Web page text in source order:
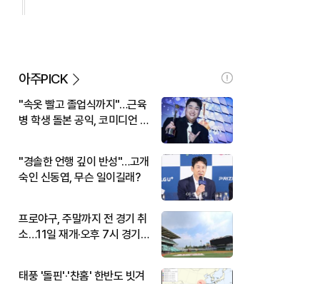
아주PICK
"속옷 빨고 졸업식까지"…근육
병 학생 돌본 공익, 코미디언 김
"경솔한 언행 깊이 반성"…고개
숙인 신동엽, 무슨 일이길래?
프로야구, 주말까지 전 경기 취
소…11일 재개·오후 7시 경기
태풍 '돌핀'·'찬홈' 한반도 빗겨